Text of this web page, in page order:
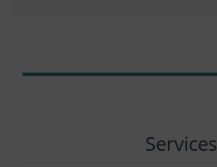
Services